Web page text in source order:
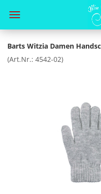
Barts Witzia Damen
(Art.Nr.: 4542-02)